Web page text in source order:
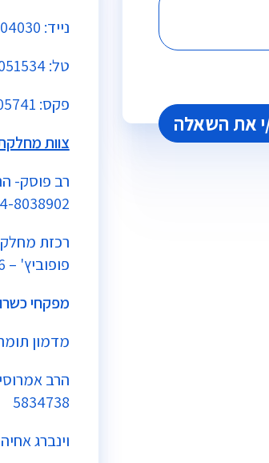
נייד:
טל:
פקס: 03-9305741
צוות
רב פוסק-
8038902
רכזת
פופוביץ' –
מפקחי
מדמון
הרב אמרוסי
5834738
וינברג